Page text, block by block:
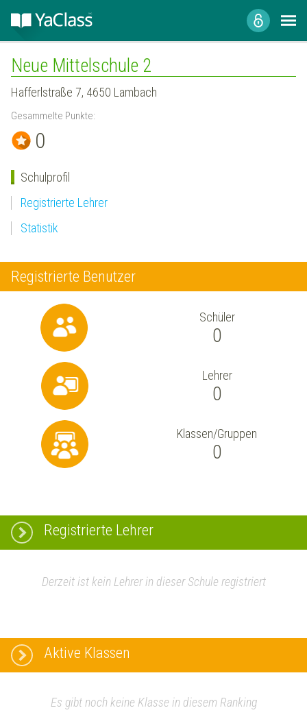
Neue Mittelschule 2
Hafferlstraße 7, 4650 Lambach
Gesammelte Punkte:
0
Schulprofil
Registrierte Lehrer
Statistik
Registrierte Benutzer
Schüler
0
Lehrer
0
Klassen/Gruppen
0
Registrierte Lehrer
Derzeit ist kein Lehrer in dieser Schule registriert
Aktive Klassen
Es gibt noch keine Klasse in diesem Ranking